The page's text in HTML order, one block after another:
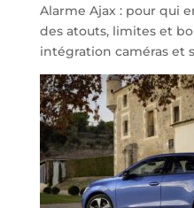
sécurisé
à
l’aéroport
de
Charleroi
Alarme Ajax : pour qui
des atouts, limites et
intégration caméras et